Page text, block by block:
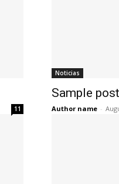
11
Noticias
Sample
Author name -